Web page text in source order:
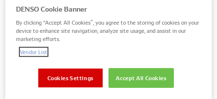
DENSO Cookie Banner
By clicking “Accept All Cookies”, you agree to the storing of cookies on your
device to enhance site navigation, analyze site usage, and assist in our
marketing efforts.
Vendor List
Accept All Cookies
Cookies Settings